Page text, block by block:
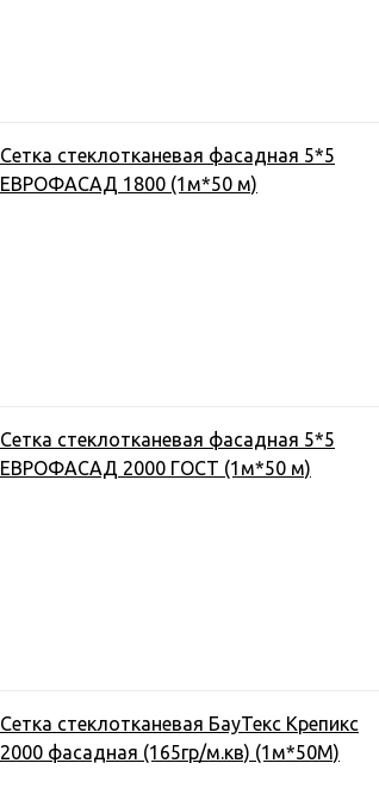
Сетка стеклотканевая фасадная 5*5
ЕВРОФАСАД 1800 (1м*50 м)
Сетка стеклотканевая фасадная 5*5
ЕВРОФАСАД 2000 ГОСТ (1м*50 м)
Сетка стеклотканевая БауТекс Крепикс
2000 фасадная (165гр/м.кв) (1м*50М)